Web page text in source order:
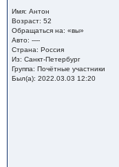
Имя: Антон
Возраст: 52
Обращаться на: «вы»
Авто: ----
Страна: Россия
Из: Санкт-Петербург
Группа: Почётные участники
Был(а): 2022.03.03 12:20